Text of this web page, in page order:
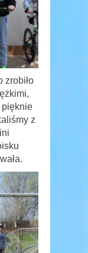
zrobiło
pięknie
z